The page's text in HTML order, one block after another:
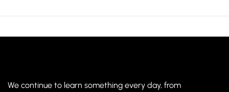
We continue to learn something every day, from